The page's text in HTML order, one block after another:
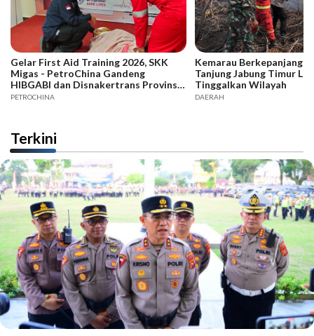
Gelar First Aid Training 2026, SKK
Migas - PetroChina Gandeng
HIBGABI dan Disnakertrans Provinsi
Jambi
PETROCHINA
Kemarau
Tanjung Jabung Timur
Tinggalkan Wilayah
DAERAH
Terkini